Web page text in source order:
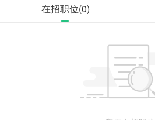
在招职位(0)